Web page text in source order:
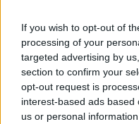
If you wish to opt-out of
processing of your
targeted advertising by
section to confirm your
opt-out request is
interest-based ads
us or personal